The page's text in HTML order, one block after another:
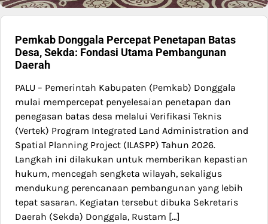
Pemkab Donggala Percepat Penetapan Batas
Desa, Sekda: Fondasi Utama Pembangunan
Daerah
PALU – Pemerintah Kabupaten (Pemkab) Donggala
mulai mempercepat penyelesaian penetapan dan
penegasan batas desa melalui Verifikasi Teknis
(Vertek) Program Integrated Land Administration and
Spatial Planning Project (ILASPP) Tahun 2026.
Langkah ini dilakukan untuk memberikan kepastian
hukum, mencegah sengketa wilayah, sekaligus
mendukung perencanaan pembangunan yang lebih
tepat sasaran. Kegiatan tersebut dibuka Sekretaris
Daerah (Sekda) Donggala, Rustam […]